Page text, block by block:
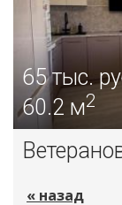
65тыс.
60.2 м2
« назад